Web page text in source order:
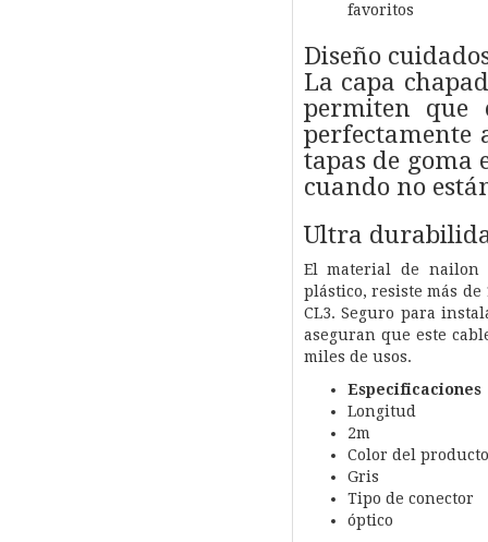
favoritos
Diseño
La capa
permiten que
perfectamente
tapas de goma
cuando no
Ultra
El material de nailon
plástico, resiste más
CL3. Seguro para
aseguran que este
miles de usos.
Especificaciones
Longitud
2m
Color del producto
Gris
Tipo de conector
óptico